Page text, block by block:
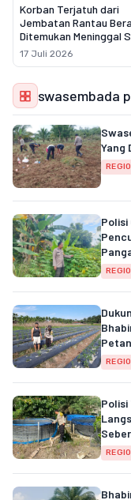
Korban Terjatuh dari
Jembatan Rantau
Ditemukan Meninggal
Tiga Hari Pencarian
17 Juli 2026
swasembada
Yang
Polisi
Polisi